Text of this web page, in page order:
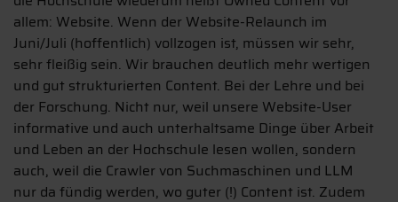
allem: Website. Wenn der Website-Relaunch im
Juni/Juli (hoffentlich) vollzogen ist, müssen wir sehr,
sehr fleißig sein. Wir brauchen deutlich mehr wertigen
und gut strukturierten Content. Bei der Lehre und bei
der Forschung. Nicht nur, weil unsere Website-User
informative und auch unterhaltsame Dinge über Arbeit
und Leben an der Hochschule lesen wollen, sondern
auch, weil die Crawler von Suchmaschinen und LLM
nur da fündig werden, wo guter (!) Content ist. Zudem